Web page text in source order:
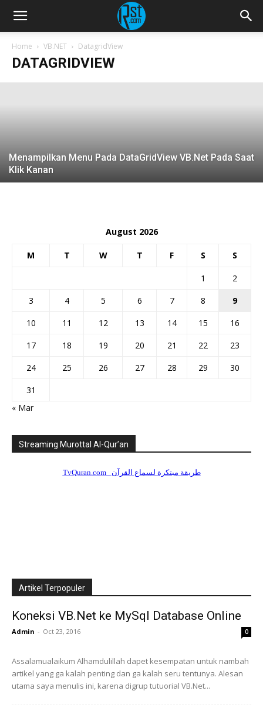
Home VB.NET DatagridView
DATAGRIDVIEW
Membuat Koneksi Database MySql pada
VB.Net menggunakan Class (2)
Admin Sep 28, 2015
Menampilkan Menu Pada DataGridView VB.Net Pada Saat
Klik Kanan
August 2026
M T W T F S S
1
2
3
4 5 6 7 8
9
10
11 12 13 14 15
16
17
18 19 20 21 22
23
24
25 26 27 28 29
30
31
« Mar
Streaming Murottal Al-Qur’an
Artikel Terpopuler
Koneksi VB.Net ke MySql Database Online
Admin - Oct 23, 2016 0
Assalamualaikum Alhamdulillah dapet kesempatan untuk nambah
artikel yang ga kalah penting dan ga kalah seru tentunya. Alesan
utama saya menulis ini, karena digrup tutuorial VB.Net...